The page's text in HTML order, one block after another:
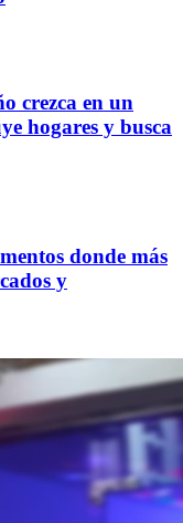
crezca en un
hogares y busca
donde más
y